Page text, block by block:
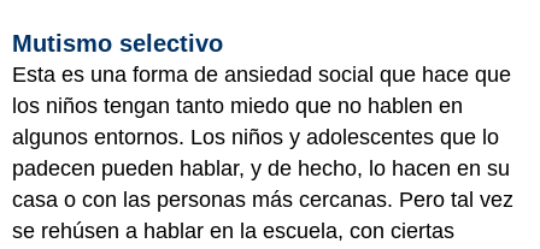
Mutismo selectivo
Esta es una forma de ansiedad social que hace que
los niños tengan tanto miedo que no hablen en
algunos entornos. Los niños y adolescentes que lo
padecen pueden hablar, y de hecho, lo hacen en su
casa o con las personas más cercanas. Pero tal vez
se rehúsen a hablar en la escuela, con ciertas